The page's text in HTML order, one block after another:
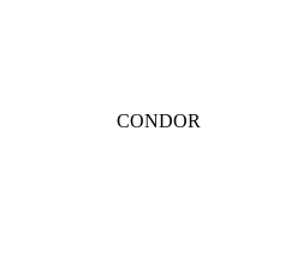
CONDOR